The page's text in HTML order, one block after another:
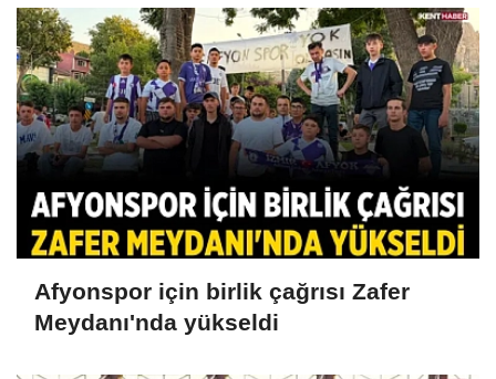
Afyonspor için birlik çağrısı Zafer
Meydanı'nda yükseldi